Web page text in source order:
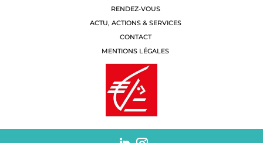
RENDEZ-VOUS
ACTU, ACTIONS & SERVICES
CONTACT
MENTIONS LÉGALES